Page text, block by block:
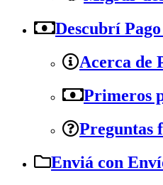
Descubrí
Acerca de
Primeros
Preguntas
Enviá con